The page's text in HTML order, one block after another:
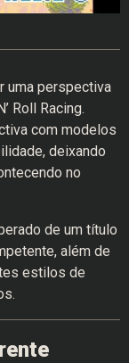
uma perspectiva
Roll Racing.
com modelos
deixando
no
de um título
além de
estilos de